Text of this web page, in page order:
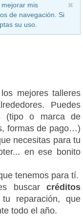
mis
de navegación. Si
su uso.
mejores talleres
Puedes
(tipo o marca de
formas de pago…)
necesitas para tu
en ese bonito
tenemos para tí.
buscar créditos
reparación, que
todo el año.